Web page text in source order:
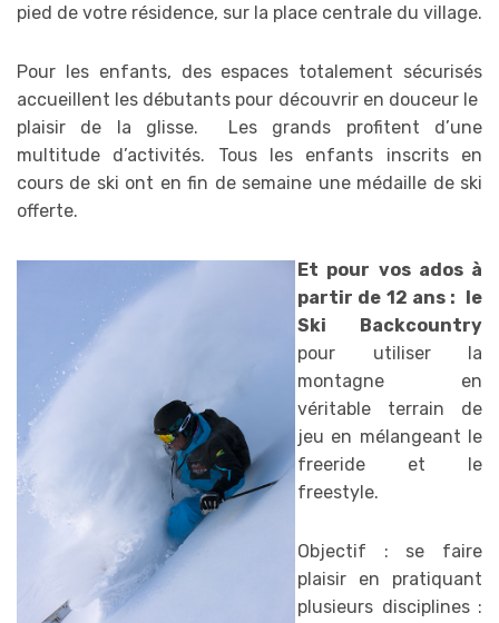
pied de votre résidence, sur la place centrale du village.
Pour les enfants, des espaces totalement sécurisés
accueillent les débutants pour découvrir en douceur le
plaisir de la glisse. Les grands profitent d’une
multitude d’activités. Tous les enfants inscrits en
cours de ski ont en fin de semaine une médaille de ski
offerte.
Et pour vos ados à
partir de 12 ans : le
Ski Backcountry
pour utiliser la
montagne en
véritable terrain de
jeu en mélangeant le
freeride et le
freestyle.
Objectif : se faire
plaisir en pratiquant
plusieurs disciplines :